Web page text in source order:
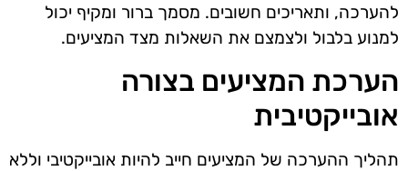
להערכה, ותאריכים חשובים. מסמך ברור ומקיף יכול
למנוע בלבול ולצמצם את השאלות מצד המציעים.
הערכת המציעים בצורה
אובייקטיבית
תהליך ההערכה של המציעים חייב להיות אובייקטיבי וללא